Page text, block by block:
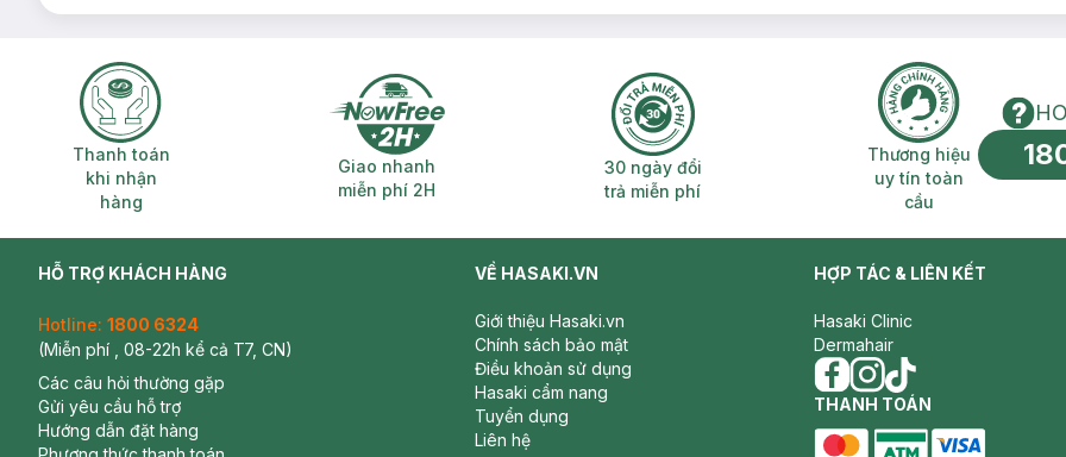
Thanh toán khi nhận hàng
Thanh toán
khi nhận
hàng
Giao nhanh miễn phí 2H
Giao nhanh
miễn phí 2H
30 ngày đổi trả miễn phí
30 ngày đổi
trả miễn phí
Thương hiệu uy
Thương hiệu
uy tín toàn
cầu
HỖ TRỢ KHÁCH HÀNG
Hotline: 1800 6324
(Miễn phí , 08-22h kể cả T7, CN)
Các câu hỏi thường gặp
Gửi yêu cầu hỗ trợ
Hướng dẫn đặt hàng
VỀ HASAKI.VN
Giới thiệu Hasaki.vn
Chính sách bảo mật
Điều khoản sử dụng
Hasaki cẩm nang
Tuyển dụng
Liên hệ
HỢP TÁC & LIÊN KẾT
Hasaki Clinic
Dermahair
facebook
instagram
tiktok
THANH TOÁN